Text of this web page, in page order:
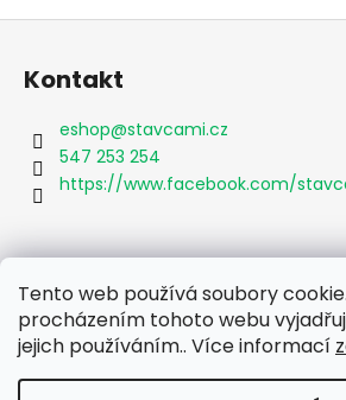
Tento web používá soubory
procházením tohoto webu
jejich používáním.. Více informací
Z
Kontakt
eshop@stavcami.cz
547 253 254
https://www.facebook.com/
Informace pro vás
Obchodní podmínky